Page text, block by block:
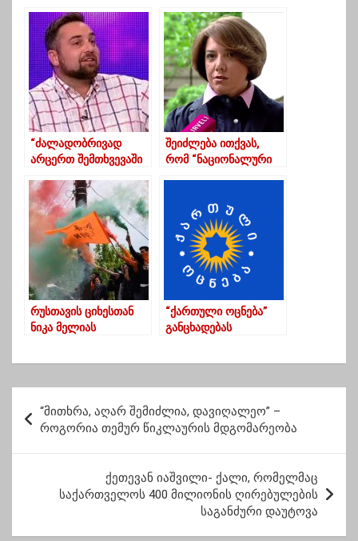
შევცვლით
შენდება ივანიშვილის
ინტერესის გარეშე”
“ძალადობრივად
არცერთ შემთხვევაში
პროცესი”
შეიძლება ითქვას,
რომ “ნაციონალური
რუსთავის ციხესთან
ნიკა მელიას
“ქართული ოცნება”
განცხადებას
ო
ს
“მითხრა, აღარ შემიძლია, დავიღალეო” –
როგორია თემურ წიკლაურის მდგომარეობა
ქე­თე­ვან იაშ­ვი­ლი- ქალი, რომელმაც
საქართველოს 400 მილიონის ღირებულების
საგანძური დაუტოვა